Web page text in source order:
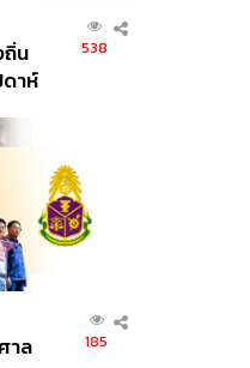
น
าห์
538
าล
185